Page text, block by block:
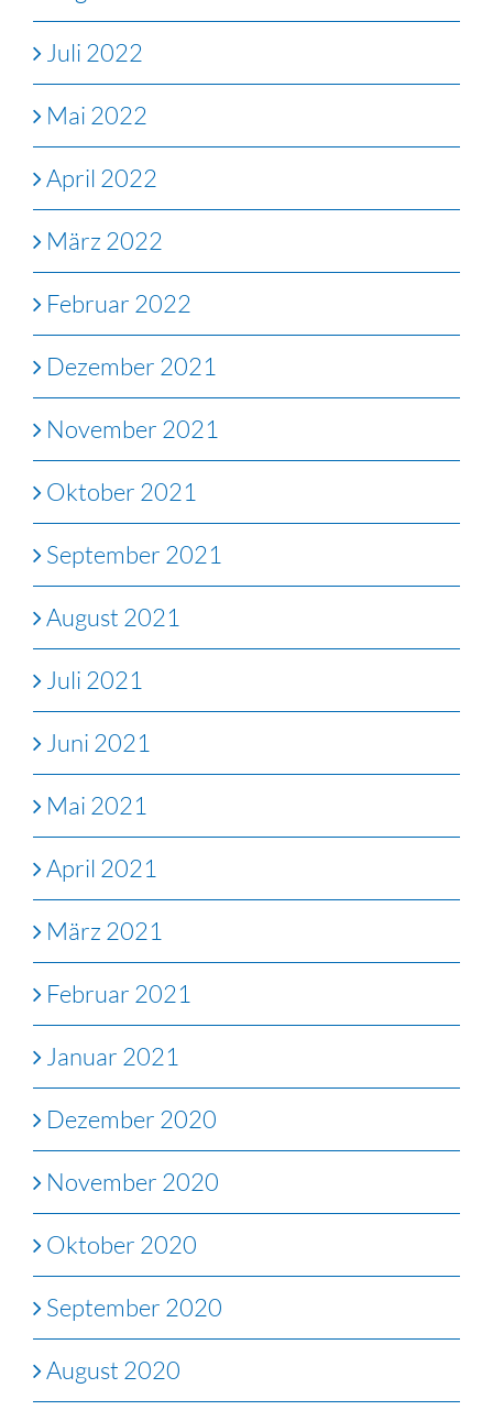
Juli 2022
Mai 2022
April 2022
März 2022
Februar 2022
Dezember 2021
November 2021
Oktober 2021
September 2021
August 2021
Juli 2021
Juni 2021
Mai 2021
April 2021
März 2021
Februar 2021
Januar 2021
Dezember 2020
November 2020
Oktober 2020
September 2020
August 2020